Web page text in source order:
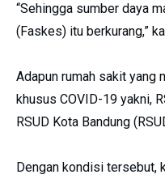
“Sehingga sumber daya
(Faskes) itu berkurang,”
Adapun rumah sakit yang
khusus COVID-19 yakni,
RSUD Kota Bandung
Dengan kondisi tersebut,